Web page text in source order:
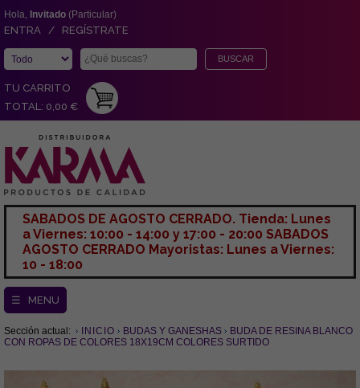
Hola, Invitado (Particular)
ENTRA / REGÍSTRATE
TU CARRITO
TOTAL: 0,00 €
SABADOS DE AGOSTO CERRADO. Tienda: Lunes
a Viernes: 10:00 - 14:00 y 17:00 - 20:00 SABADOS
AGOSTO CERRADO Mayoristas: Lunes a Viernes:
10 - 18:00
☰ MENU
Sección actual: INICIO BUDAS Y GANESHAS
BUDA DE RESINA BLANCO
CON ROPAS DE COLORES 18X19CM COLORES SURTIDO